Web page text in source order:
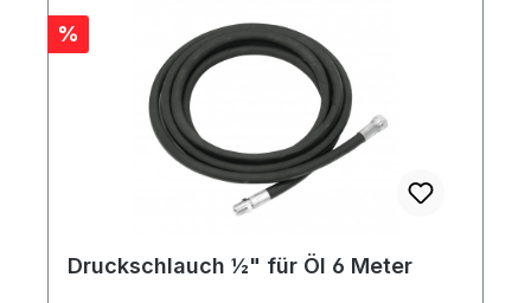
Rabatt
%
Druckschlauch ½" für Öl 6 Meter